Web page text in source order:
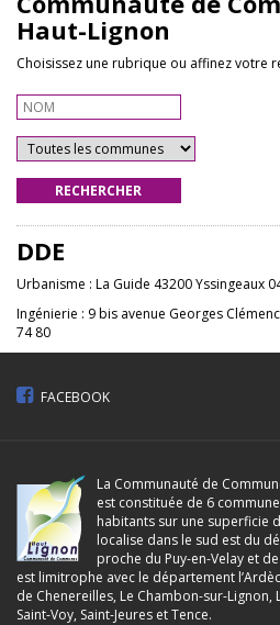
Haut-Lignon
Choisissez une rubrique ou affinez votre
RECHERCHER
DDE
Urbanisme : La Guide 43200 Yssingeaux
Ingénierie : 9 bis avenue Georges
74 80
FACEBOOK
La Communauté de
est constituée de 6
habitants sur une superficie
localise dans le sud est du
proche du Puy-en-Velay et
est limitrophe avec le département
de Chenereilles, Le Chambon-sur-Lignon,
Saint-Voy, Saint-Jeures et Tence.